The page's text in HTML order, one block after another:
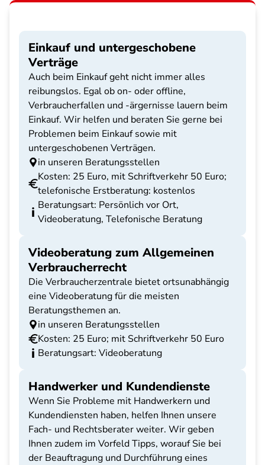
Einkauf und untergeschobene
Verträge
Auch beim Einkauf geht nicht immer alles
reibungslos. Egal ob on- oder offline,
Verbraucherfallen und -ärgernisse lauern beim
Einkauf. Wir helfen und beraten Sie gerne bei
Problemen beim Einkauf sowie mit
untergeschobenen Verträgen.
in unseren Beratungsstellen
Kosten: 25 Euro, mit Schriftverkehr 50 Euro;
telefonische Erstberatung: kostenlos
Beratungsart: Persönlich vor Ort,
Videoberatung, Telefonische Beratung
Videoberatung zum Allgemeinen
Verbraucherrecht
Die Verbraucherzentrale bietet ortsunabhängig
eine Videoberatung für die meisten
Beratungsthemen an.
in unseren Beratungsstellen
Kosten: 25 Euro; mit Schriftverkehr 50 Euro
Beratungsart: Videoberatung
Handwerker und Kundendienste
Wenn Sie Probleme mit Handwerkern und
Kundendiensten haben, helfen Ihnen unsere
Fach- und Rechtsberater weiter. Wir geben
Ihnen zudem im Vorfeld Tipps, worauf Sie bei
der Beauftragung und Durchführung eines